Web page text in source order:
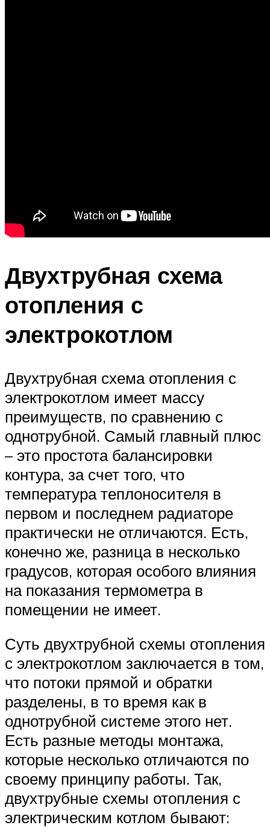
Двухтрубная схема
отопления с
электрокотлом
Двухтрубная схема отопления с
электрокотлом имеет массу
преимуществ, по сравнению с
однотрубной. Самый главный плюс
– это простота балансировки
контура, за счет того, что
температура теплоносителя в
первом и последнем радиаторе
практически не отличаются. Есть,
конечно же, разница в несколько
градусов, которая особого влияния
на показания термометра в
помещении не имеет.
Суть двухтрубной схемы отопления
с электрокотлом заключается в том,
что потоки прямой и обратки
разделены, в то время как в
однотрубной системе этого нет.
Есть разные методы монтажа,
которые несколько отличаются по
своему принципу работы. Так,
двухтрубные схемы отопления с
электрическим котлом бывают: